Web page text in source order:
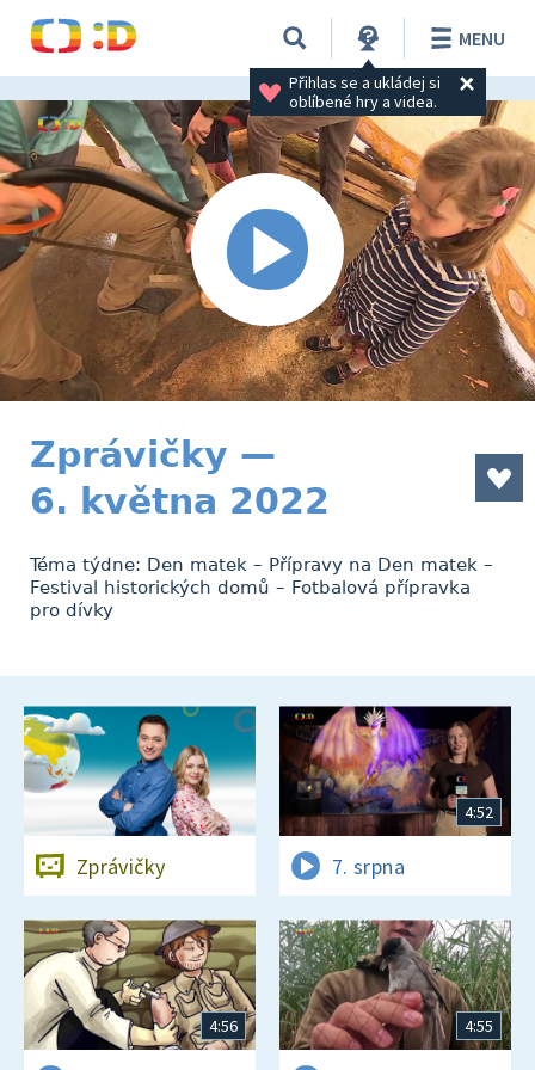
Přihlas se a ukládej si
oblíbené hry a videa.
MENU
Zprávičky —
6. května 2022
Téma týdne: Den matek – Přípravy na Den matek –
Festival historických domů – Fotbalová přípravka
pro dívky
Zprávičky
4:52
7. srpna
4:56 4:55